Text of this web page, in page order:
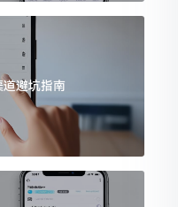
避坑指南